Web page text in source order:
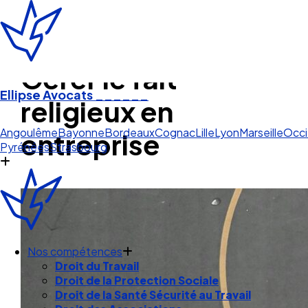
Ellipse Avocats ______
Pau
AngoulêmeBayonneBordeauxCognac
Pyrénées
Strasbourg
Nos compétences
Droit du Travail
Droit de la Protection Sociale
Gérer le fait
religieux en
entreprise